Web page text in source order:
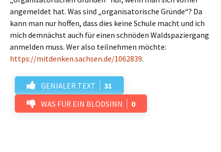
angemeldet hat. Was sind „organisatorische Gründe“? Da
kann man nur hoffen, dass dies keine Schule macht und ich
mich demnächst auch für einen schnöden Waldspaziergang
anmelden muss. Wer also teilnehmen möchte:
https://mitdenken.sachsen.de/1062839.
GENIALER TEXT
31
WAS FÜR EIN BLÖDSINN
0